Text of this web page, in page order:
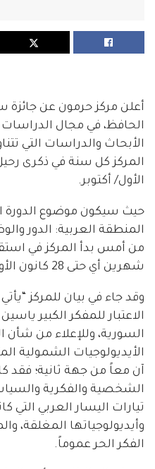
أعلن مركز حرمون عن
الحافظ، في مجال
الأبحاث والدراسات التي
الأول/ أكتوبر.
حيث سيكون موضوع الدورة
المنطقة العربية: الدور
من أمس بدأ المركز في
شهرين أي حتى 28 كانون الأول/ ديسمبر 2016.
وقد جاء في بيان للمركز
الاعتبار للمفكر الكبير
السورية، وللإعلاء من شأن
الأيديولوجيات الشمولية
آن معاً من جهة ثانية؛ فقد
الشخصية والفكرية
تيارات اليسار العربي التي
وأيديولوجياتها المغلقة،
الفكر الحر عموماً.